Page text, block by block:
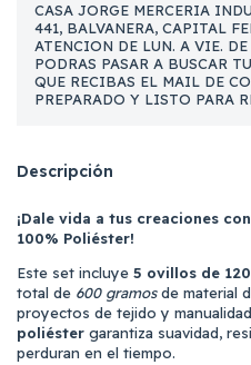
CASA JORGE MERCERIA
441, BALVANERA, CAPITAL
ATENCION DE LUN. A VIE. DE
PODRAS PASAR A BUSCAR
QUE RECIBAS EL MAIL DE
PREPARADO Y LISTO PARA
Descripción
¡Dale vida a tus creaciones
100% Poliéster!
Este set incluye 5 ovillos de
total de 600 gramosde material
proyectos de tejido y
poliéster garantiza suavidad,
perduran en el tiempo.